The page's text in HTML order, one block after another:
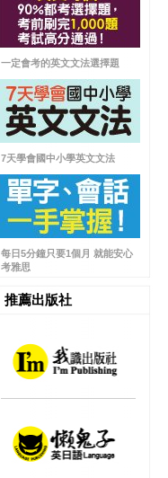
一定會考的英文文法選擇題
7天學會國中小學英文文法
每日5分鐘只要1個月 就能安心
考雅思
推薦出版社